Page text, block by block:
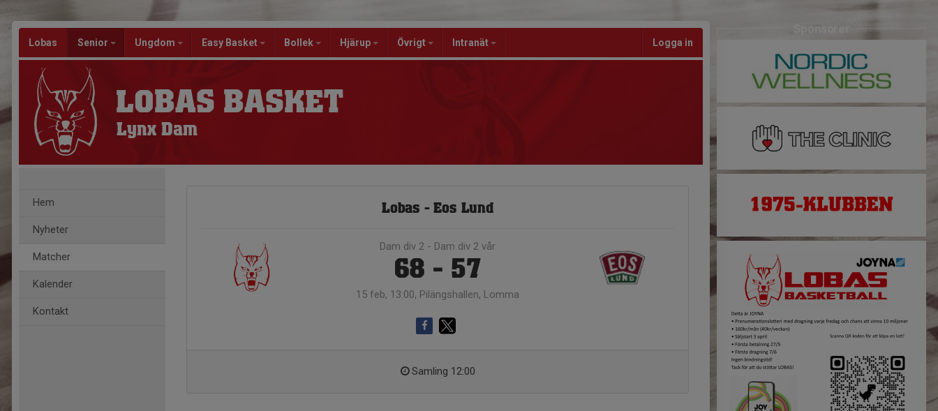
Lobas Senior Ungdom Easy Basket Bollek Hjärup Övrigt Intranät Logga in
LOBAS BASKET
Lynx Dam
Hem
Nyheter
Matcher
Kalender
Kontakt
Lobas - Eos Lund
Dam div 2 - Dam div 2 vår
68 - 57
15 feb, 13:00, Pilängshallen, Lomma
Samling 12:00
Sponsorer